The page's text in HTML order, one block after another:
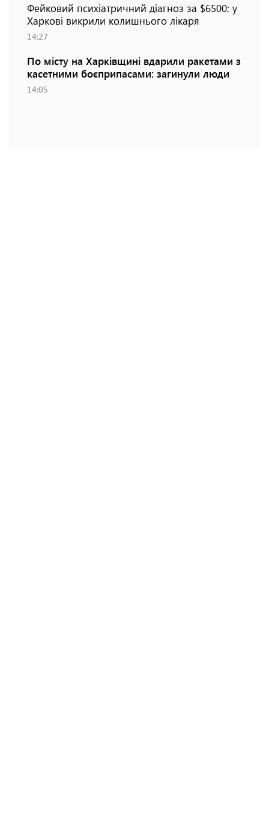
Фейковий психіатричний діагноз за $6500: у
Харкові викрили колишнього лікаря
14:27
По місту на Харківщині вдарили ракетами з
касетними боєприпасами: загинули люди
14:05